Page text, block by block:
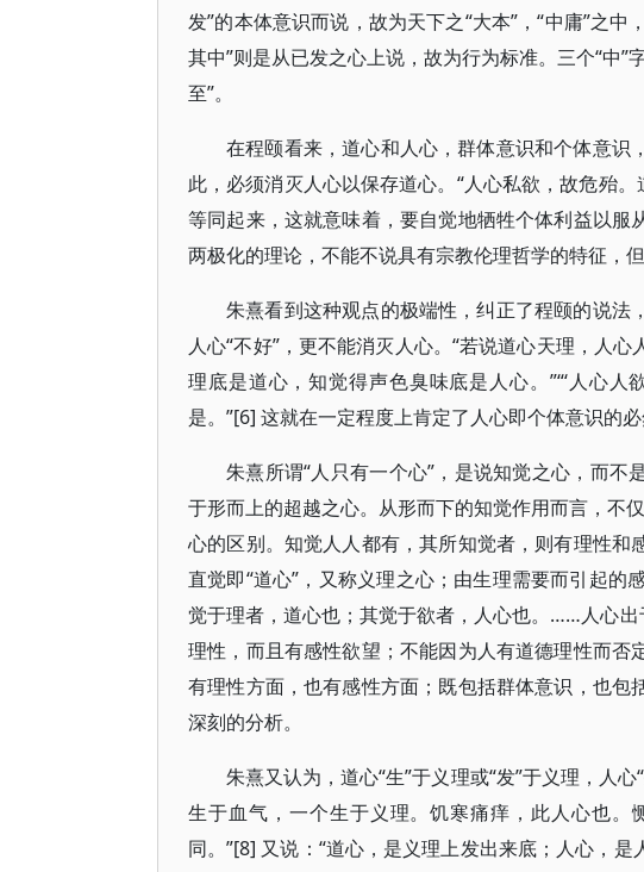
发”的本体意识而说，故为天下之“大本”，“中庸”之
其中”则是从已发之心上说，故为行为标准。三个“中
至”。
在程颐看来，道心和人心，群体意识和个体意
此，必须消灭人心以保存道心。“人心私欲，故危殆
等同起来，这就意味着，要自觉地牺牲个体利益以
两极化的理论，不能不说具有宗教伦理哲学的特征，
朱熹看到这种观点的极端性，纠正了程颐的说
人心“不好”，更不能消灭人心。“若说道心天理，人
理底是道心，知觉得声色臭味底是人心。”“‘人心
是。”[6] 这就在一定程度上肯定了人心即个体意识的必
朱熹所谓“人只有一个心”，是说知觉之心，而
于形而上的超越之心。从形而下的知觉作用而言，不
心的区别。知觉人人都有，其所知觉者，则有理性
直觉即“道心”，又称义理之心；由生理需要而引起的
觉于理者，道心也；其觉于欲者，人心也。……人心
理性，而且有感性欲望；不能因为人有道德理性而
有理性方面，也有感性方面；既包括群体意识，也
深刻的分析。
朱熹又认为，道心“生”于义理或“发”于义理，人
生于血气，一个生于义理。饥寒痛痒，此人心也
同。”[8] 又说：“道心，是义理上发出来底；人心，